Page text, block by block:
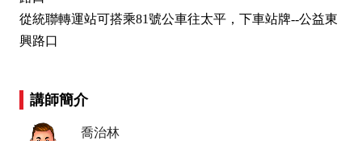
從統聯轉運站可搭乘81號公車往太平，下車站牌--公益東
興路口
講師簡介
喬治林